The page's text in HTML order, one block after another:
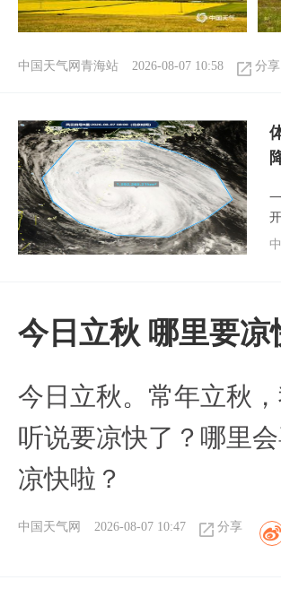
中国天气网青海站 2026-08-07 10:58 分享
今日立秋 哪里要凉
今日立秋。常年立秋
听说要凉快了？哪里
凉快啦？
中国天气网 2026-08-07 10:47 分享